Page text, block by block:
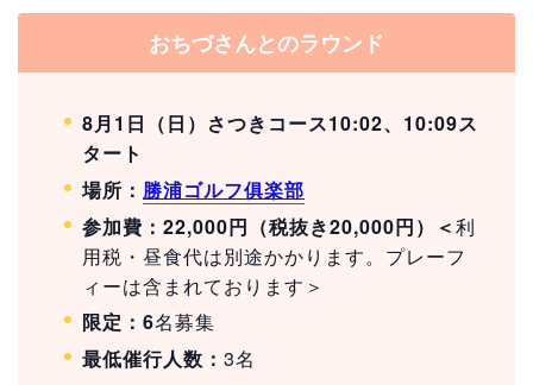
おちづさんとのラウンド
8月1日（日）さつきコース10:02、10:09ス
タート
場所： 勝浦ゴルフ俱楽部
参加費：22,000円（税抜き20,000円）＜利
用税・昼食代は別途かかります。プレーフ
ィーは含まれております＞
限定：6名募集
最低催行人数： 3名